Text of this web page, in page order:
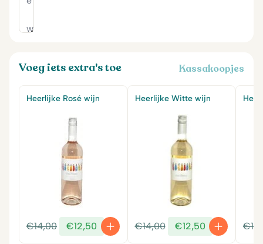
Voeg iets extra's toe Kassakoopjes
Heerlijke Rosé wijn
€14,00
Oorspronkelijke
prijs
€12,50
Huidige
prijs
Heerlijke Witte wijn
€14,00
Oorspronkelijke
prijs
€12,50
Huidige
prijs
€